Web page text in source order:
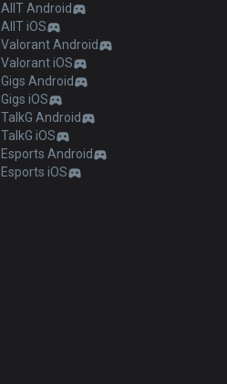
AllT Android
AllT iOS
Valorant Android
Valorant iOS
Gigs Android
Gigs iOS
TalkG Android
TalkG iOS
Esports Android
Esports iOS